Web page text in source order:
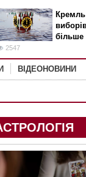
Кремль
більше
2547
ВІДЕОНОВИНИ